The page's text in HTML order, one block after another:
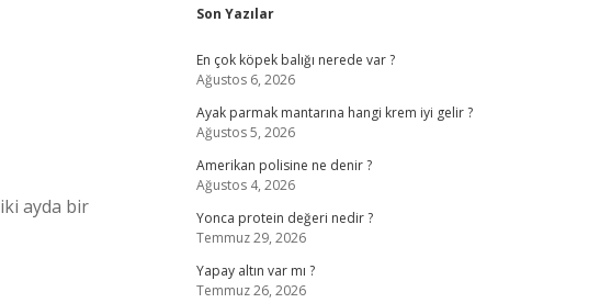
ayda bir
Sidebar
Son Yazılar
En çok köpek balığı nerede var ?
Ağustos 6, 2026
Ayak parmak mantarına hangi krem iyi gelir ?
Ağustos 5, 2026
Amerikan polisine ne denir ?
Ağustos 4, 2026
Yonca protein değeri nedir ?
Temmuz 29, 2026
Yapay altın var mı ?
Temmuz 26, 2026